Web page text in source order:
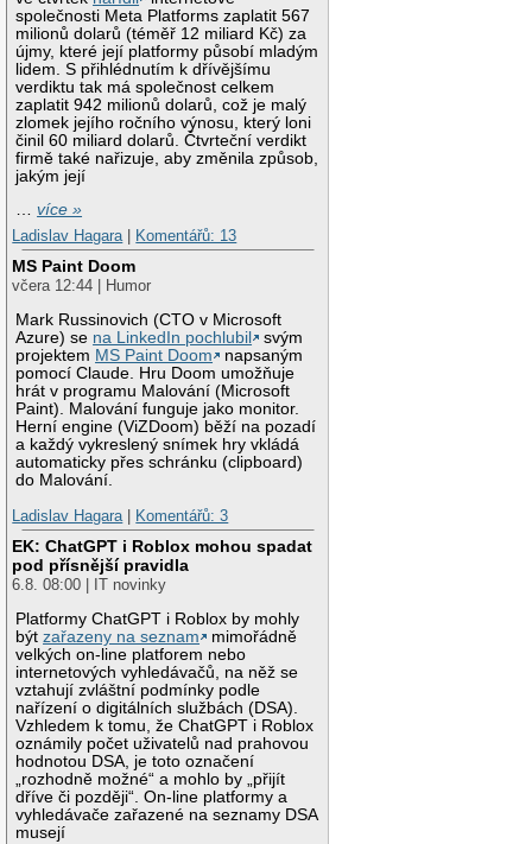
společnosti Meta Platforms zaplatit 567
milionů dolarů (téměř 12 miliard Kč) za
újmy, které její platformy působí mladým
lidem. S přihlédnutím k dřívějšímu
verdiktu tak má společnost celkem
zaplatit 942 milionů dolarů, což je malý
zlomek jejího ročního výnosu, který loni
činil 60 miliard dolarů. Čtvrteční verdikt
firmě také nařizuje, aby změnila způsob,
jakým její
…více »
Ladislav Hagara
Komentářů: 13
MS Paint Doom
včera 12:44 | Humor
Mark Russinovich (CTO v Microsoft
Azure) se na LinkedIn pochlubil
svým
projektem MS Paint Doom
napsaným
pomocí Claude. Hru Doom umožňuje
hrát v programu Malování (Microsoft
Paint). Malování funguje jako monitor.
Herní engine (ViZDoom) běží na pozadí
a každý vykreslený snímek hry vkládá
automaticky přes schránku (clipboard)
do Malování.
Ladislav Hagara
Komentářů: 3
EK: ChatGPT i Roblox mohou spadat
pod přísnější pravidla
6.8. 08:00 | IT novinky
Platformy ChatGPT i Roblox by mohly
býtzařazeny na seznam
mimořádně
velkých on-line platforem nebo
internetových vyhledávačů, na něž se
vztahují zvláštní podmínky podle
nařízení o digitálních službách (DSA).
Vzhledem k tomu, že ChatGPT i Roblox
oznámily počet uživatelů nad prahovou
hodnotou DSA, je toto označení
„rozhodně možné“ a mohlo by „přijít
dříve či později“. On-line platformy a
vyhledávače zařazené na seznamy DSA
musejí